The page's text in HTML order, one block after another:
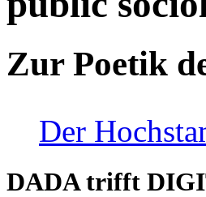
Zur Poetik
Der
DADA trifft